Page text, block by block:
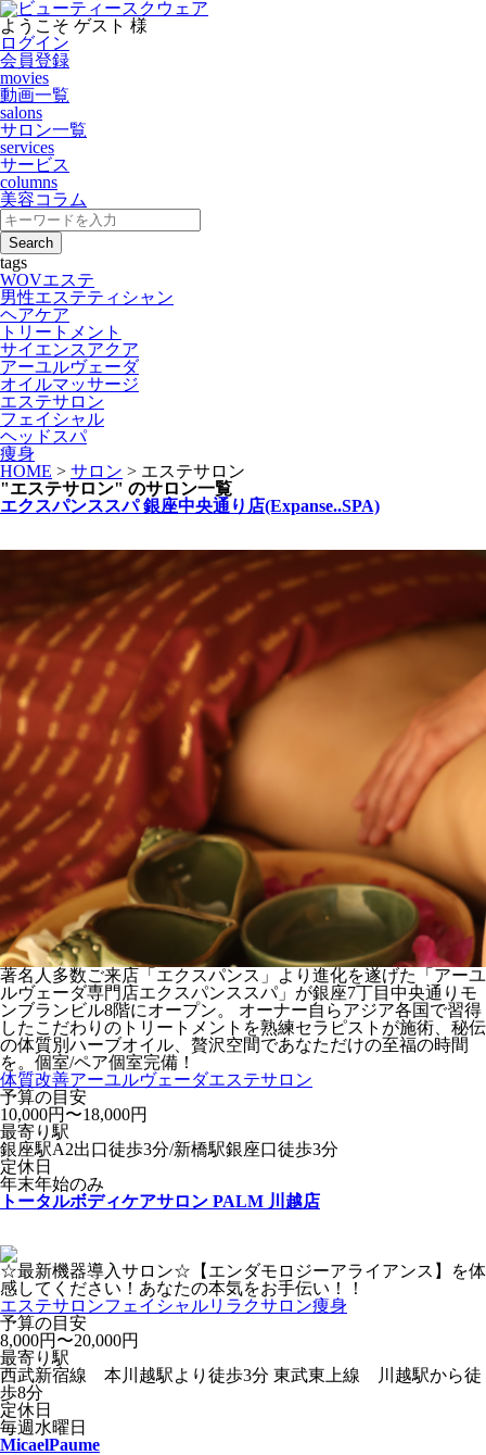
ようこそ ゲスト 様
ログイン
会員登録
movies
動画一覧
salons
サロン一覧
services
サービス
columns
美容コラム
tags
WOVエステ
男性エステティシャン
ヘアケア
トリートメント
サイエンスアクア
アーユルヴェーダ
オイルマッサージ
エステサロン
フェイシャル
ヘッドスパ
痩身
HOME > サロン > エステサロン
"エステサロン" のサロン一覧
エクスパンススパ 銀座中央通り店(Expanse..SPA)
著名人多数ご来店「エクスパンス」より進化を遂げた「アーユ
ルヴェーダ専門店エクスパンススパ」が銀座7丁目中央通りモ
ンブランビル8階にオープン。 オーナー自らアジア各国で習得
したこだわりのトリートメントを熟練セラピストが施術、秘伝
の体質別ハーブオイル、贅沢空間であなただけの至福の時間
を。個室/ペア個室完備！
体質改善アーユルヴェーダエステサロン
予算の目安
10,000円〜18,000円
最寄り駅
銀座駅A2出口徒歩3分/新橋駅銀座口徒歩3分
定休日
年末年始のみ
トータルボディケアサロン PALM 川越店
☆最新機器導入サロン☆【エンダモロジーアライアンス】を体
感してください！あなたの本気をお手伝い！！
エステサロンフェイシャルリラクサロン痩身
予算の目安
8,000円〜20,000円
最寄り駅
西武新宿線 本川越駅より徒歩3分 東武東上線 川越駅から徒
歩8分
定休日
毎週水曜日
MicaelPaume